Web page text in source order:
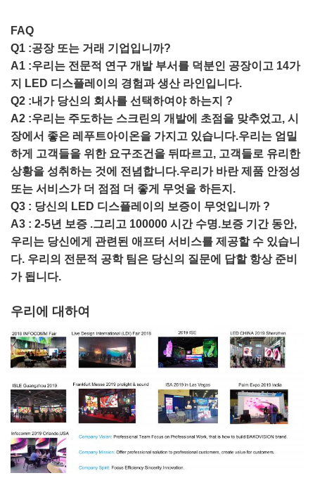
FAQ
Q1 :공장 또는 거래 기업입니까?
A1 :우리는 전문적 연구 개발 부서를 덕분인 공장이고 14가
지 LED 디스플레이의 경험과 생산 라인입니다.
Q2 :내가 당신의 회사를 선택하여야 하는지 ?
A2 :우리는 주도하는 스크린의 개발에 초점을 맞추었고, 시
장에서 좋은 레푸트아이온을 가지고 있습니다.우리는 엄밀
하게 고객들을 위한 요구조건을 뒤따르고, 고객들로 유리한
상황을 성취하는 것에 전념합니다.우리가 바란 제품 안정성
또는 서비스가 더 점점 더 좋게 무엇을 하든지.
Q3 : 당신의 LED 디스플레이의 보증이 무엇입니까 ?
A3 : 2-5년 보증 .그리고 100000 시간 수명.보증 기간 동안,
우리는 당신에게 관련된 애프터 서비스를 제공할 수 있습니
다. 우리의 전문적 공학 팀은 당신의 질문에 답할 항상 준비
가 됩니다.
우리에 대하여